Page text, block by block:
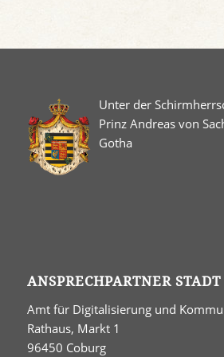
Unter der
Prinz Andreas von
Gotha
ANSPRECHPARTNER STADT
Amt für Digitalisierung und
Rathaus, Markt 1
96450 Coburg